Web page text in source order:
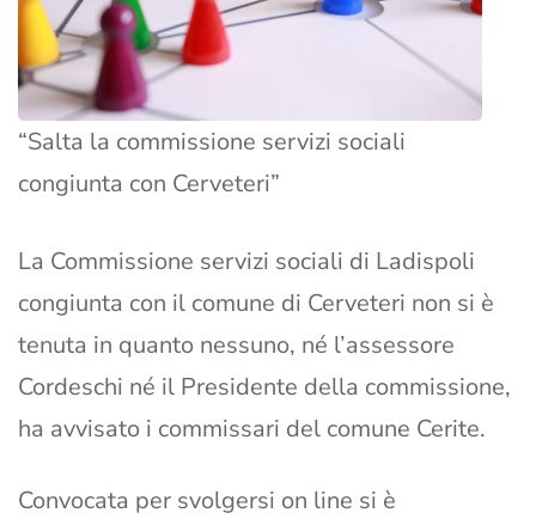
“Salta la commissione servizi sociali
congiunta con Cerveteri”
La Commissione servizi sociali di Ladispoli
congiunta con il comune di Cerveteri non si è
tenuta in quanto nessuno, né l’assessore
Cordeschi né il Presidente della commissione,
ha avvisato i commissari del comune Cerite.
Convocata per svolgersi on line si è